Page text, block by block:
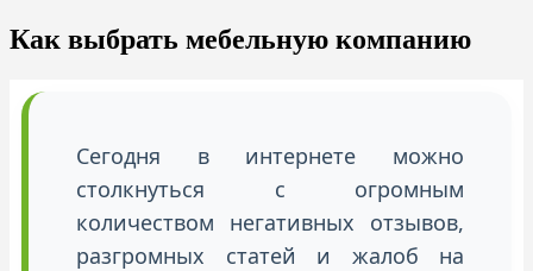
Как выбрать мебельную компанию
Сегодня в интернете можно
столкнуться с огромным
количеством негативных отзывов,
разгромных статей и жалоб на